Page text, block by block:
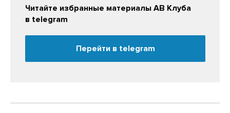
Читайте избранные материалы АВ Клуба
в telegram
Перейти в telegram